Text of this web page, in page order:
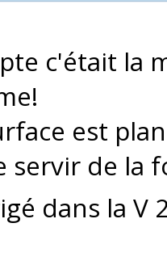
c'était la
est
servir de la
dans la V